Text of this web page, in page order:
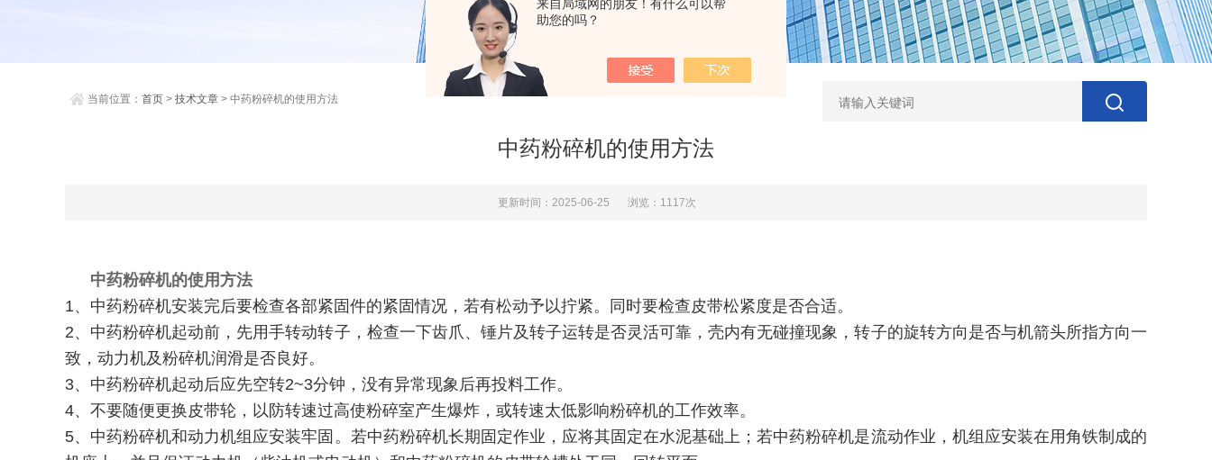
来自局域网的朋友！有什么可以帮
助您的吗？
当前位置： 首页 > 技术文章 > 中药粉碎机的使用方法
中药粉碎机的使用方法
更新时间：2025-06-25 浏览：1117次
中药粉碎机的使用方法
1、中药粉碎机安装完后要检查各部紧固件的紧固情况，若有松动予以拧紧。同时要检查皮带松紧度是否合适。
2、中药粉碎机起动前，先用手转动转子，检查一下齿爪、锤片及转子运转是否灵活可靠，壳内有无碰撞现象，转子的旋转方向是否与机箭头所指方向一
致，动力机及粉碎机润滑是否良好。
3、中药粉碎机起动后应先空转2~3分钟，没有异常现象后再投料工作。
4、不要随便更换皮带轮，以防转速过高使粉碎室产生爆炸，或转速太低影响粉碎机的工作效率。
5、中药粉碎机和动力机组应安装牢固。若中药粉碎机长期固定作业，应将其固定在水泥基础上；若中药粉碎机是流动作业，机组应安装在用角铁制成的